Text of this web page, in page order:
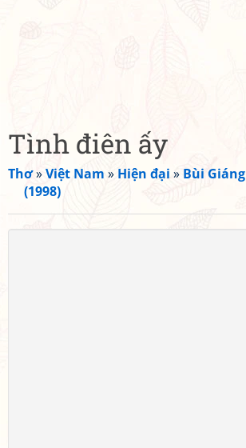
Tình điên ấy
Thơ»Việt Nam » Hiện đại » Bùi Giáng
(1998)